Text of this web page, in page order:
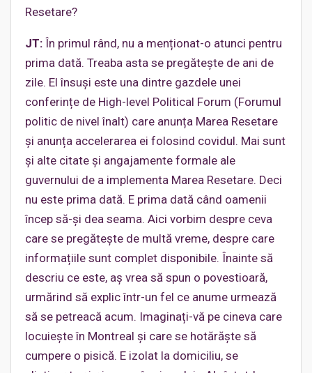
Resetare?
JT: În primul rând, nu a menționat-o atunci pentru
prima dată. Treaba asta se pregătește de ani de
zile. El însuși este una dintre gazdele unei
conferințe de High-level Political Forum (Forumul
politic de nivel înalt) care anunța Marea Resetare
și anunța accelerarea ei folosind covidul. Mai sunt
și alte citate și angajamente formale ale
guvernului de a implementa Marea Resetare. Deci
nu este prima dată. E prima dată când oamenii
încep să-și dea seama. Aici vorbim despre ceva
care se pregătește de multă vreme, despre care
informațiile sunt complet disponibile. Înainte să
descriu ce este, aș vrea să spun o povestioară,
urmărind să explic într-un fel ce anume urmează
să se petreacă acum. Imaginați-vă pe cineva care
locuiește în Montreal și care se hotărăște să
cumpere o pisică. E izolat la domiciliu, se